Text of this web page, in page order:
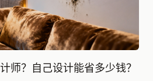
师？自己设计能省多少钱？